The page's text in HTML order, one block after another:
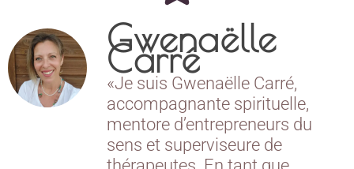
Gwenaëlle
Carré
«Je suis Gwenaëlle Carré,
accompagnante spirituelle,
mentore d’entrepreneurs du
sens et superviseure de